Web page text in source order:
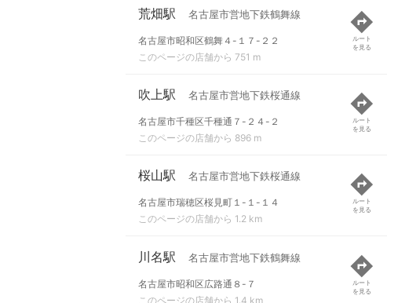
荒畑駅 名古屋市営地下鉄鶴舞線
名古屋市昭和区鶴舞４-１７-２２
このページの店舗から 751 m
ルート
を見る
吹上駅 名古屋市営地下鉄桜通線
名古屋市千種区千種通７-２４-２
このページの店舗から 896 m
ルート
を見る
桜山駅 名古屋市営地下鉄桜通線
名古屋市瑞穂区桜見町１-１-１４
このページの店舗から 1.2 km
ルート
を見る
川名駅 名古屋市営地下鉄鶴舞線
名古屋市昭和区広路通８-７
このページの店舗から 1.4 km
ルート
を見る